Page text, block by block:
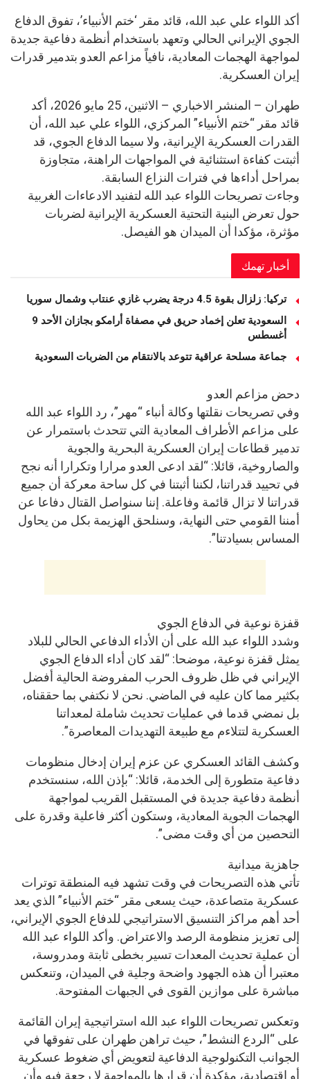
أكد اللواء علي عبد الله، قائد مقر ‘ختم الأنبياء’، تفوق الدفاع
الجوي الإيراني الحالي وتعهد باستخدام أنظمة دفاعية جديدة
لمواجهة الهجمات المعادية، نافياً مزاعم العدو بتدمير قدرات
إيران العسكرية.
طهران – المنشر الاخباري – الاثنين، 25 مايو 2026، أكد
قائد مقر “ختم الأنبياء” المركزي، اللواء علي عبد الله، أن
القدرات العسكرية الإيرانية، ولا سيما الدفاع الجوي، قد
أثبتت كفاءة استثنائية في المواجهات الراهنة، متجاوزة
بمراحل أداءها في فترات النزاع السابقة.
وجاءت تصريحات اللواء عبد الله لتفنيد الادعاءات الغربية
حول تعرض البنية التحتية العسكرية الإيرانية لضربات
مؤثرة، مؤكدا أن الميدان هو الفيصل.
أخبار تهمك
تركيا: زلزال بقوة 4.5 درجة يضرب غازي عنتاب وشمال سوريا
السعودية تعلن إخماد حريق في مصفاة أرامكو بجازان الأحد 9
أغسطس
جماعة مسلحة عراقية تتوعد بالانتقام من الضربات السعودية
دحض مزاعم العدو
وفي تصريحات نقلتها وكالة أنباء “مهر”، رد اللواء عبد الله
على مزاعم الأطراف المعادية التي تتحدث باستمرار عن
تدمير قطاعات إيران العسكرية البحرية والجوية
والصاروخية، قائلا: “لقد ادعى العدو مرارا وتكرارا أنه نجح
في تحييد قدراتنا، لكننا أثبتنا في كل ساحة معركة أن جميع
قدراتنا لا تزال قائمة وفاعلة. إننا سنواصل القتال دفاعا عن
أمننا القومي حتى النهاية، وسنلحق الهزيمة بكل من يحاول
المساس بسيادتنا”.
قفزة نوعية في الدفاع الجوي
وشدد اللواء عبد الله على أن الأداء الدفاعي الحالي للبلاد
يمثل قفزة نوعية، موضحا: “لقد كان أداء الدفاع الجوي
الإيراني في ظل ظروف الحرب المفروضة الحالية أفضل
بكثير مما كان عليه في الماضي. نحن لا نكتفي بما حققناه،
بل نمضي قدما في عمليات تحديث شاملة لمعداتنا
العسكرية لتتلاءم مع طبيعة التهديدات المعاصرة”.
وكشف القائد العسكري عن عزم إيران إدخال منظومات
دفاعية متطورة إلى الخدمة، قائلا: “بإذن الله، سنستخدم
أنظمة دفاعية جديدة في المستقبل القريب لمواجهة
الهجمات الجوية المعادية، وستكون أكثر فاعلية وقدرة على
التحصين من أي وقت مضى”.
جاهزية ميدانية
تأتي هذه التصريحات في وقت تشهد فيه المنطقة توترات
عسكرية متصاعدة، حيث يسعى مقر “ختم الأنبياء” الذي يعد
أحد أهم مراكز التنسيق الاستراتيجي للدفاع الجوي الإيراني،
إلى تعزيز منظومة الرصد والاعتراض. وأكد اللواء عبد الله
أن عملية تحديث المعدات تسير بخطى ثابتة ومدروسة،
معتبرا أن هذه الجهود واضحة وجلية في الميدان، وتنعكس
مباشرة على موازين القوى في الجبهات المفتوحة.
وتعكس تصريحات اللواء عبد الله استراتيجية إيران القائمة
على “الردع النشط”، حيث تراهن طهران على تفوقها في
الجوانب التكنولوجية الدفاعية لتعويض أي ضغوط عسكرية
أو اقتصادية، مؤكدة أن قرارها بالمواجهة لا رجعة فيه وأن